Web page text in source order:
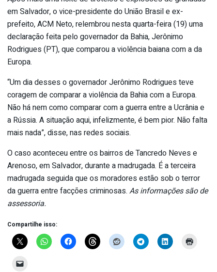
em Salvador, o vice-presidente do União Brasil e ex-
prefeito, ACM Neto, relembrou nesta quarta-feira (19) uma
declaração feita pelo governador da Bahia, Jerônimo
Rodrigues (PT), que comparou a violência baiana com a da
Europa.
“Um dia desses o governador Jerônimo Rodrigues teve
coragem de comparar a violência da Bahia com a Europa.
Não há nem como comparar com a guerra entre a Ucrânia e
a Rússia. A situação aqui, infelizmente, é bem pior. Não falta
mais nada”, disse, nas redes sociais.
O caso aconteceu entre os bairros de Tancredo Neves e
Arenoso, em Salvador, durante a madrugada. É a terceira
madrugada seguida que os moradores estão sob o terror
da guerra entre facções criminosas. As informações são de
assessoria.
Compartilhe isso: